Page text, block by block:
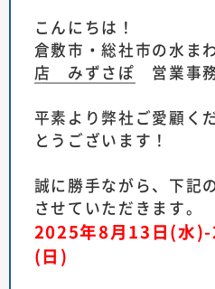
こんにちは！
倉敷市・総社市の水ま
店 みずさぽ 営業事
平素より弊社ご愛顧く
とうございます！
誠に勝手ながら、下記
させていただきます。
2025年8月13日(水
(日)